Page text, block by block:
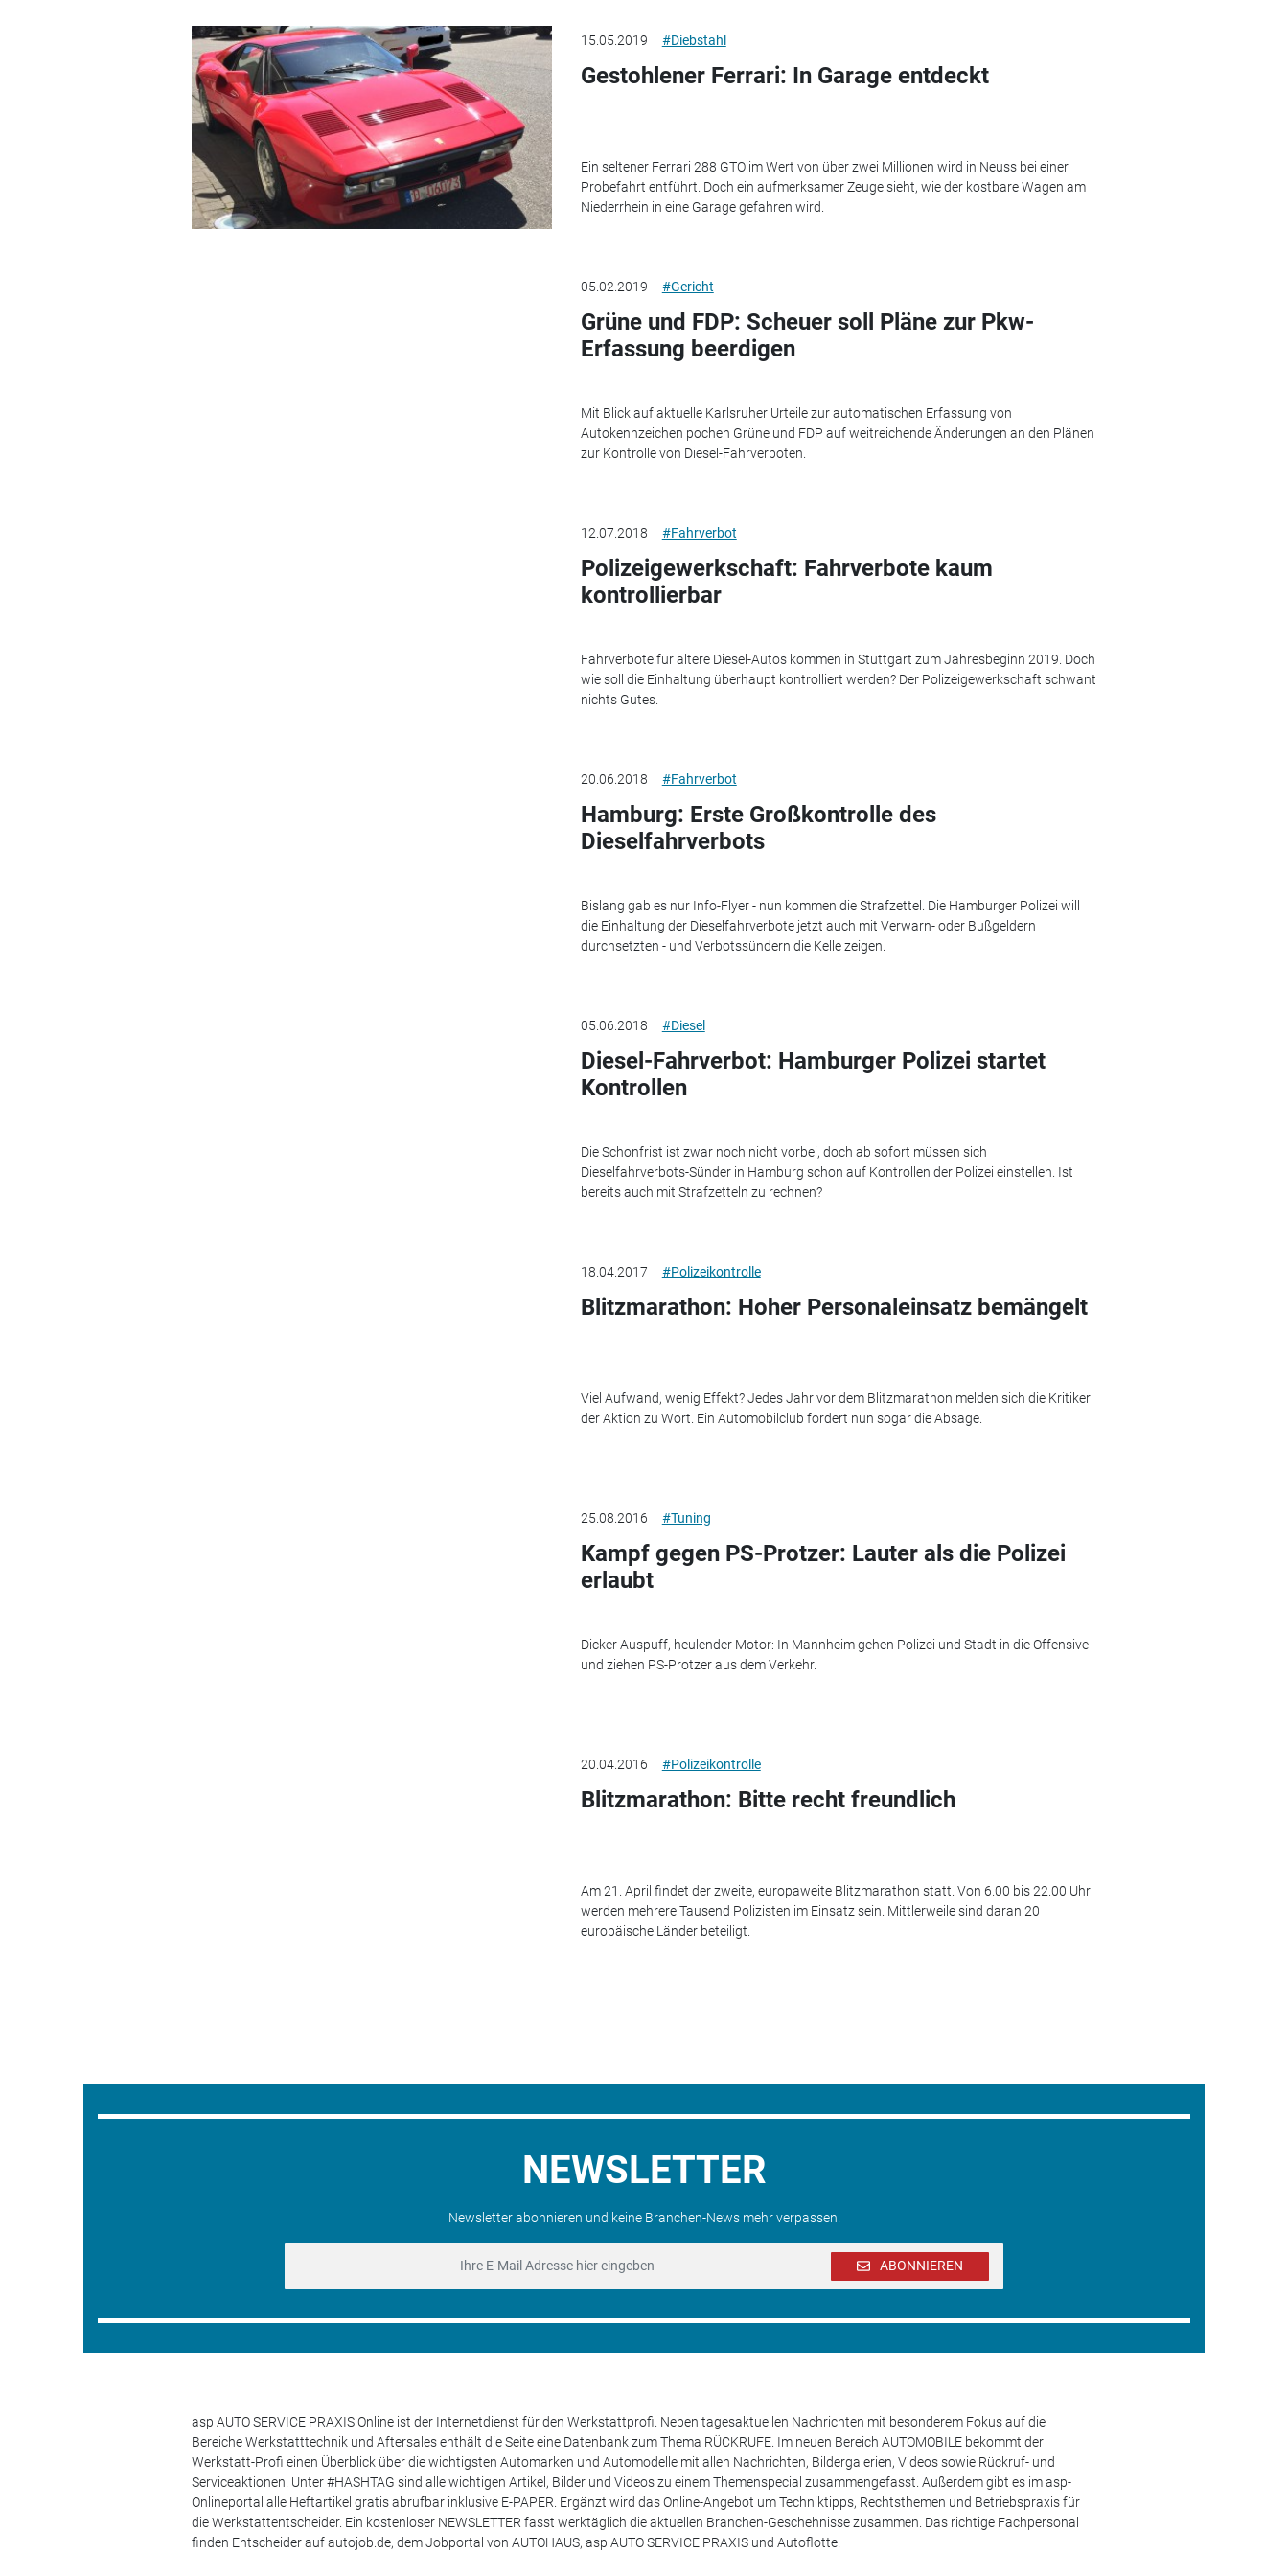
15.05.2019 #Diebstahl
Gestohlener Ferrari: In Garage entdeckt
Ein seltener Ferrari 288 GTO im Wert von über zwei Millionen wird in Neuss bei einer
Probefahrt entführt. Doch ein aufmerksamer Zeuge sieht, wie der kostbare Wagen am
Niederrhein in eine Garage gefahren wird.
05.02.2019 #Gericht
Grüne und FDP: Scheuer soll Pläne zur Pkw-
Erfassung beerdigen
Mit Blick auf aktuelle Karlsruher Urteile zur automatischen Erfassung von
Autokennzeichen pochen Grüne und FDP auf weitreichende Änderungen an den Plänen
zur Kontrolle von Diesel-Fahrverboten.
12.07.2018 #Fahrverbot
Polizeigewerkschaft: Fahrverbote kaum
kontrollierbar
Fahrverbote für ältere Diesel-Autos kommen in Stuttgart zum Jahresbeginn 2019. Doch
wie soll die Einhaltung überhaupt kontrolliert werden? Der Polizeigewerkschaft schwant
nichts Gutes.
20.06.2018 #Fahrverbot
Hamburg: Erste Großkontrolle des
Dieselfahrverbots
Bislang gab es nur Info-Flyer - nun kommen die Strafzettel. Die Hamburger Polizei will
die Einhaltung der Dieselfahrverbote jetzt auch mit Verwarn- oder Bußgeldern
durchsetzten - und Verbotssündern die Kelle zeigen.
05.06.2018 #Diesel
Diesel-Fahrverbot: Hamburger Polizei startet
Kontrollen
Die Schonfrist ist zwar noch nicht vorbei, doch ab sofort müssen sich
Dieselfahrverbots-Sünder in Hamburg schon auf Kontrollen der Polizei einstellen. Ist
bereits auch mit Strafzetteln zu rechnen?
18.04.2017 #Polizeikontrolle
Blitzmarathon: Hoher Personaleinsatz bemängelt
Viel Aufwand, wenig Effekt? Jedes Jahr vor dem Blitzmarathon melden sich die Kritiker
der Aktion zu Wort. Ein Automobilclub fordert nun sogar die Absage.
25.08.2016 #Tuning
Kampf gegen PS-Protzer: Lauter als die Polizei
erlaubt
Dicker Auspuff, heulender Motor: In Mannheim gehen Polizei und Stadt in die Offensive -
und ziehen PS-Protzer aus dem Verkehr.
20.04.2016 #Polizeikontrolle
Blitzmarathon: Bitte recht freundlich
Am 21. April findet der zweite, europaweite Blitzmarathon statt. Von 6.00 bis 22.00 Uhr
werden mehrere Tausend Polizisten im Einsatz sein. Mittlerweile sind daran 20
europäische Länder beteiligt.
NEWSLETTER
Newsletter abonnieren und keine Branchen-News mehr verpassen.
ABONNIEREN
asp AUTO SERVICE PRAXIS Online ist der Internetdienst für den Werkstattprofi. Neben tagesaktuellen Nachrichten mit besonderem Fokus auf die
Bereiche Werkstatttechnik und Aftersales enthält die Seite eine Datenbank zum Thema RÜCKRUFE. Im neuen Bereich AUTOMOBILE bekommt der
Werkstatt-Profi einen Überblick über die wichtigsten Automarken und Automodelle mit allen Nachrichten, Bildergalerien, Videos sowie Rückruf- und
Serviceaktionen. Unter #HASHTAG sind alle wichtigen Artikel, Bilder und Videos zu einem Themenspecial zusammengefasst. Außerdem gibt es im asp-
Onlineportal alle Heftartikel gratis abrufbar inklusive E-PAPER. Ergänzt wird das Online-Angebot um Techniktipps, Rechtsthemen und Betriebspraxis für
die Werkstattentscheider. Ein kostenloser NEWSLETTER fasst werktäglich die aktuellen Branchen-Geschehnisse zusammen. Das richtige Fachpersonal
finden Entscheider auf autojob.de, dem Jobportal von AUTOHAUS, asp AUTO SERVICE PRAXIS und Autoflotte.